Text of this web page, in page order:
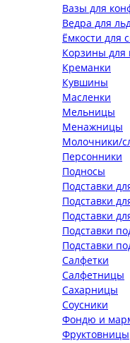
Вазы для
Ведра для
Ёмкости для
Корзины для
Креманки
Кувшины
Масленки
Мельницы
Менажницы
Молочники/
Персонники
Подносы
Подставки
Подставки
Подставки
Подставки
Подставки
Салфетки
Салфетницы
Сахарницы
Соусники
Фондю и
Фруктовницы